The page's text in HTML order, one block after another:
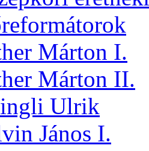
Márton I.
Márton II.
Ulrik
János I.